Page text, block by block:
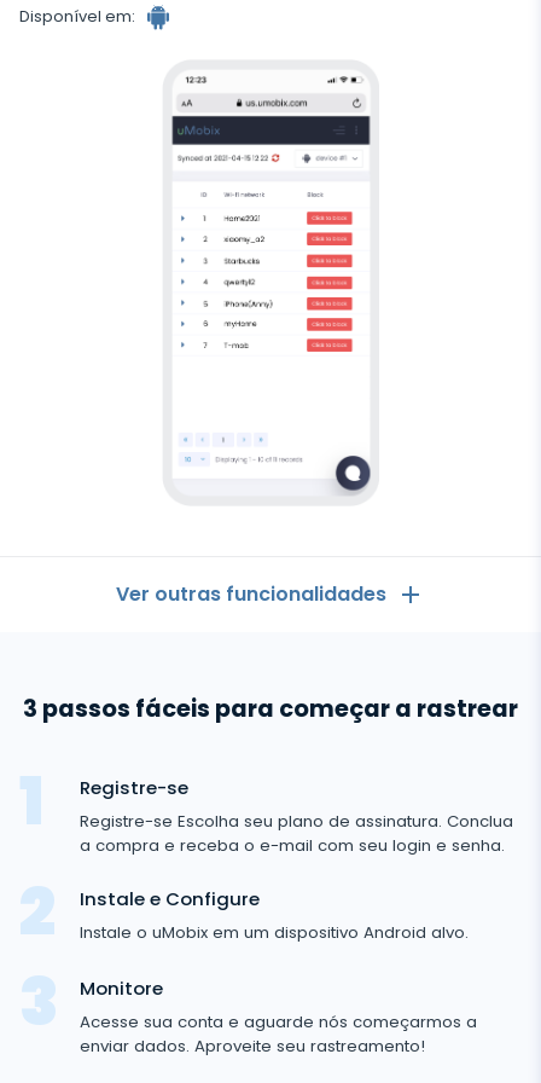
Disponível em:
Android
Ver outras funcionalidades
Registros de chamadas
Aplicativo para Ver Mensagens de Outro celular
Keylogger
Informações do dispositivo
Aplicativos de mensagens
Aplicativos de mensagens
Whatsapp
Facebook Messenger
Zoom
Viber
Telegram
Mídia social
Mídia social
Facebook
Snapchat
TikTok
Rastreio de foto e vídeo
Internet
Histórico do navegador
3 passos fáceis para começar a rastrear
Registre-se
Registre-se Escolha seu plano de assinatura. Conclua
a compra e receba o e-mail com seu login e senha.
Instale e Configure
Instale o uMobix em um dispositivo Android alvo.
Monitore
Acesse sua conta e aguarde nós começarmos a
enviar dados. Aproveite seu rastreamento!